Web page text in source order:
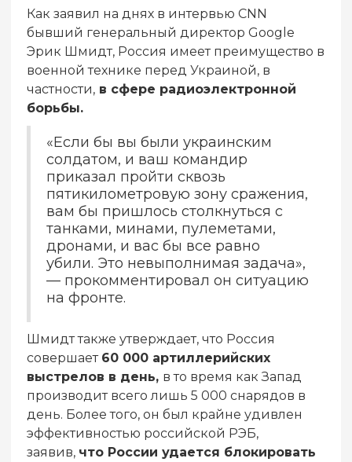
Как заявил на днях в интервью CNN
бывший генеральный директор Google
Эрик Шмидт, Россия имеет преимущество в
военной технике перед Украиной, в
частности, в сфере радиоэлектронной
борьбы.
«Если бы вы были украинским
солдатом, и ваш командир
приказал пройти сквозь
пятикилометровую зону сражения,
вам бы пришлось столкнуться с
танками, минами, пулеметами,
дронами, и вас бы все равно
убили. Это невыполнимая задача»,
— прокомментировал он ситуацию
на фронте.
Шмидт также утверждает, что Россия
совершает 60 000 артиллерийских
выстрелов в день, в то время как Запад
производит всего лишь 5 000 снарядов в
день. Более того, он был крайне удивлен
эффективностью российской РЭБ,
заявив, что России удается блокировать